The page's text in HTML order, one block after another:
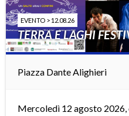
EVENTO > 12.08.26
TERRA E LAGHI
Piazza Dante Alighieri
Mercoledì 12 agosto 2026,